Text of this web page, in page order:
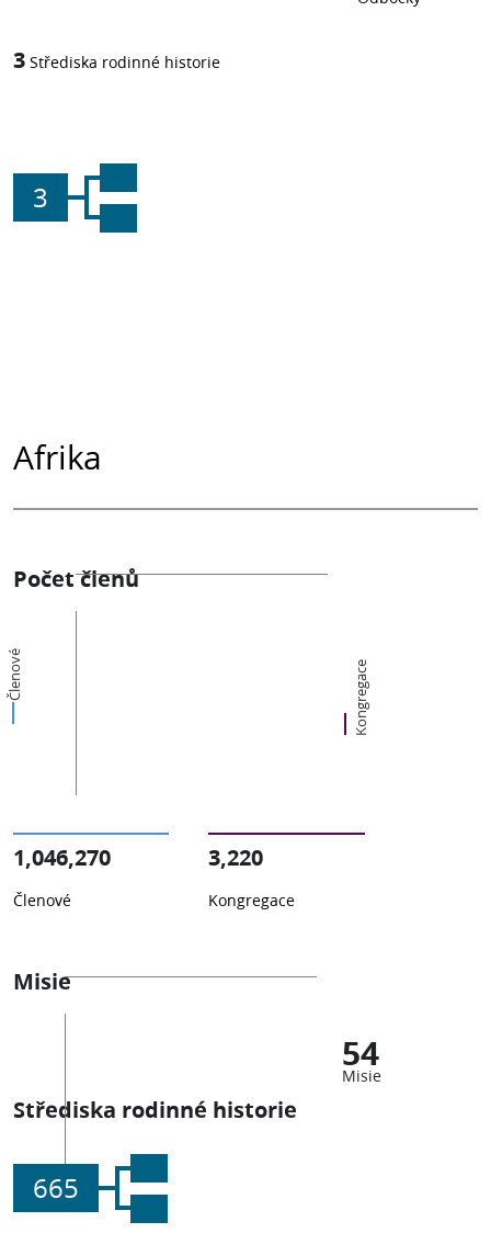
3 Střediska rodinné historie
3
Afrika
Počet členů
Členové Kongregace
1,046,270
Členové
3,220
Kongregace
Misie
54
Misie
Střediska rodinné historie
665